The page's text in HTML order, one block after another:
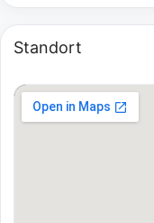
Standort